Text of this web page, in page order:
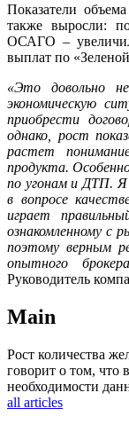
Показатели
также выросли:
ОСАГО –
выплат по
«Это довольно
экономическую
приобрести
однако, рост
растет
продукта.
по угонам и ДТП. Я
в вопросе
играет
ознакомленному с
поэтому верным
опытного
Руководитель
Main
Рост количества
говорит о том, что
необходимости
all articles